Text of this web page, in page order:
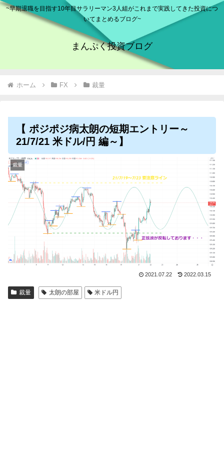
~早期退職を目指す10年目サラリーマン3人組がこれまで実践してきた投資につ
いてまとめるブログ~
まんぷく投資ブログ
ホーム FX 裁量
【 ポジポジ病太朗の短期エントリー～
21/7/21 米ドル/円 編～】
裁量
2021.07.22 2022.03.15
裁量 太朗の部屋 米ドル円